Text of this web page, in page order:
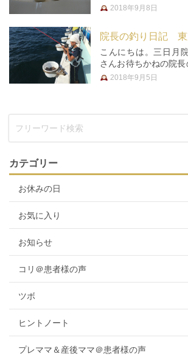
今年の夏、我が家の息
間を縫って、送迎に
2018年9月8日
院長の釣り日記
こんにちは。三日月
さんお待ちかねの院長
夏休みという事で、長
2018年9月5日
カテゴリー
お休みの日
お気に入り
お知らせ
コリ＠患者様の声
ツボ
ヒントノート
プレママ＆産後ママ＠患者様の声